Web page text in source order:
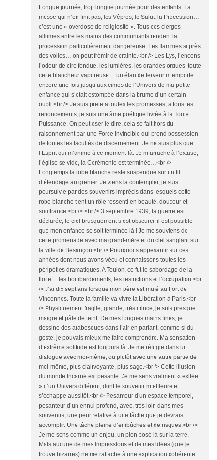
Longue journée, trop longue journée pour des enfants. La
messe qui n’en finit pas, les Vêpres, le Salut, la Procession…
c’est une « overdose de religiosité ». Tous ces cierges
allumés entre les mains des communiants rendent la
procession particulièrement dangereuse. Les flammes si près
des voiles… on peut frémir de crainte.<br /> Les Lys, l’encens,
l’odeur de cire fondue, les lumières, les grandes orgues, toute
cette blancheur vaporeuse… un élan de ferveur m’emporte
encore une fois jusqu’aux cimes de l’Univers de ma petite
enfance qui s’était estompée dans la brume d’un certain
oubli.<br /> Je suis prête à toutes les promesses, à tous les
renoncements, je suis une âme poétique livrée à la Toute
Puissance. On peut oser le dire, cela se fait hors du
raisonnement par une Force Invincible qui prend possession
de toutes les facultés de discernement. Je ne suis plus que
l’Esprit qui m’anime à ce moment-là. Je m’arrache à l’extase,
l’église se vide, la Cérémonie est terminée…<br />
Longtemps la robe blanche reste suspendue sur un fil
d’étendage au grenier. Je viens la contempler, je suis
poursuivie par des souvenirs imprécis dans lesquels cette
robe blanche tient un rôle ressenti en beauté, douceur et
souffrance.<br /> <br /> 3 septembre 1939, la guerre est
déclarée, le ciel brusquement s’est obscurci, il est possible
que mon enfance se soit terminée là ! Je me souviens de
cette promenade avec ma grand-mère et du ciel sanglant sur
la ville de Besançon.<br /> Pourquoi s’appesantir sur ces
années dont nous avons vécu et connaissons toutes les
péripéties dramatiques. A Toulon, ce fut le sabordage de la
flotte… les bombardements, les restrictions et l’occupation.<br
/> J’ai dix sept ans lorsque mon père est muté au Fort de
Vincennes. Toute la famille va vivre la Libération à Paris.<br
/> Physiquement fragile, grande, très mince, je suis presque
maigre et pâle de teint. De mes longues mains fines, je
dessine des arabesques dans l’air en parlant, comme si du
geste, je pouvais mieux me faire comprendre. Ma sensation
d’extrême solitude est toujours là. Je me réfugie dans un
dialogue avec moi-même, ou plutôt avec une autre partie de
moi-même, plus clairvoyante, plus sage.<br /> Cette illusion
du monde incarné est pesante. Je me sens vraiment « exilée
» d’un Univers différent, dont le souvenir m’effleure et
s’échappe aussitôt.<br /> Pesanteur d’un espace temporel,
pesanteur d’un ennui profond, avec, très loin dans mes
souvenirs, une peur relative à une tâche que je devrais
accomplir. Une tâche pleine d’embûches et de risques.<br />
Je me sens comme un enjeu, un pion posé là sur la terre.
Mais aucune de mes impressions et de mes idées (que je
trouve bizarres) ne me rattache à une explication cohérente.